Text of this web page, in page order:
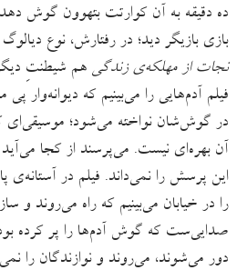
ده‌ دقیقه به آن کوارتت بتهوون گوش
بازی بازیگر دید؛ در رفتارش، نوع
نجات از مهلکه‌ی زندگی هم شیطنتِ
فیلم آدم‌‌هایی را می‌بینیم که دیوانه‌وار
در گوش‌شان نواخته می‌شود؛ موسیقی‌ای
آن بهره‌ای نیست. می‌پرسند از کجا
این پرسش را نمی‌داند. فیلم در آستانه‌ی
را در خیابان می‌بینیم که راه می‌روند و
صدایی‌ست که گوش آدم‌‌ها را پر کرده
دور می‌شوند، می‌روند و نوازندگان را